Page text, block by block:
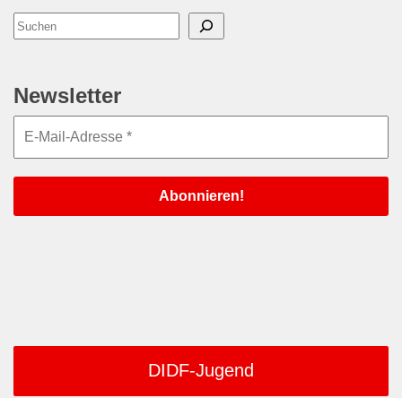
Suchen
Newsletter
DIDF-Jugend